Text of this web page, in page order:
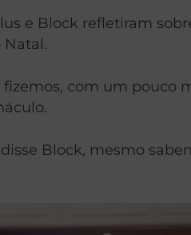
e Block refletiram
Natal.
com um pouco
Block, mesmo